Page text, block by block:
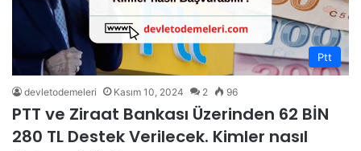
Ptt
devletodemeleri Kasım 10, 2024 2 96
PTT ve Ziraat Bankası Üzerinden 62 BİN
280 TL Destek Verilecek. Kimler nasıl